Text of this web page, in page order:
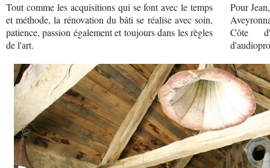
Tout comme les acquisitions qui se font avec le temps
et méthode, la rénovation du bâti se réalise avec soin,
patience, passion également et toujours dans les règles
de l'art.
Pour
Côte